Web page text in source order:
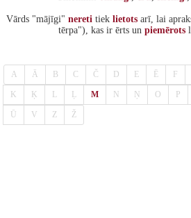
Vārds "mājīgi" neretitiek lietotsarī, lai
tērpa"), kas ir ērts un piemērots
A Ā B C Č D E Ē F
K Ķ L Ļ M N Ņ O P
Ū V Z Ž